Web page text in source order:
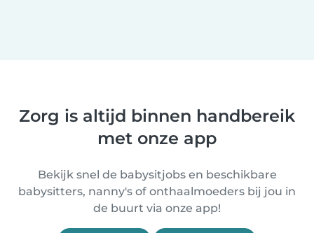
Zorg is altijd binnen handbereik
met onze app
Bekijk snel de babysitjobs en beschikbare
babysitters, nanny's of onthaalmoeders bij jou in
de buurt via onze app!